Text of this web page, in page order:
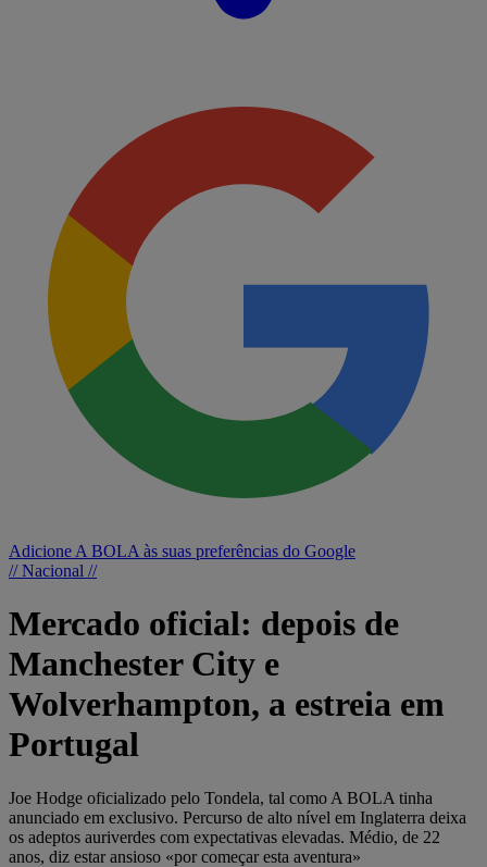
Adicione A BOLA às suas preferências do Google
// Nacional //
Mercado oficial: depois de
Manchester City e
Wolverhampton, a estreia em
Portugal
Joe Hodge oficializado pelo Tondela, tal como A BOLA tinha
anunciado em exclusivo. Percurso de alto nível em Inglaterra deixa
os adeptos auriverdes com expectativas elevadas. Médio, de 22
anos, diz estar ansioso «por começar esta aventura»